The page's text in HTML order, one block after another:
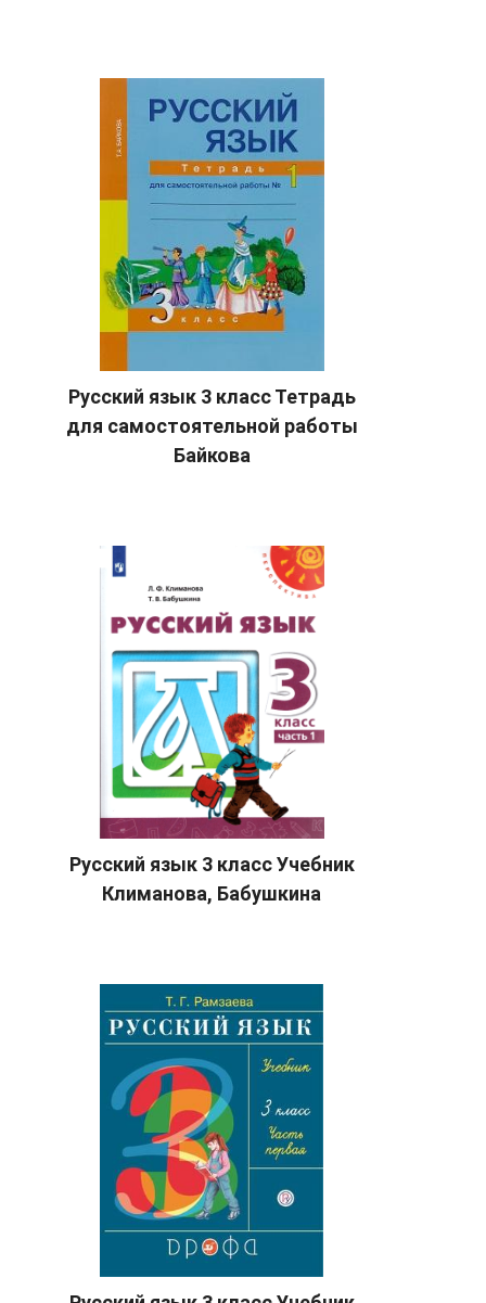
Русский язык 3 класс Тетрадь
для самостоятельной работы
Байкова
Русский язык 3 класс Учебник
Климанова, Бабушкина